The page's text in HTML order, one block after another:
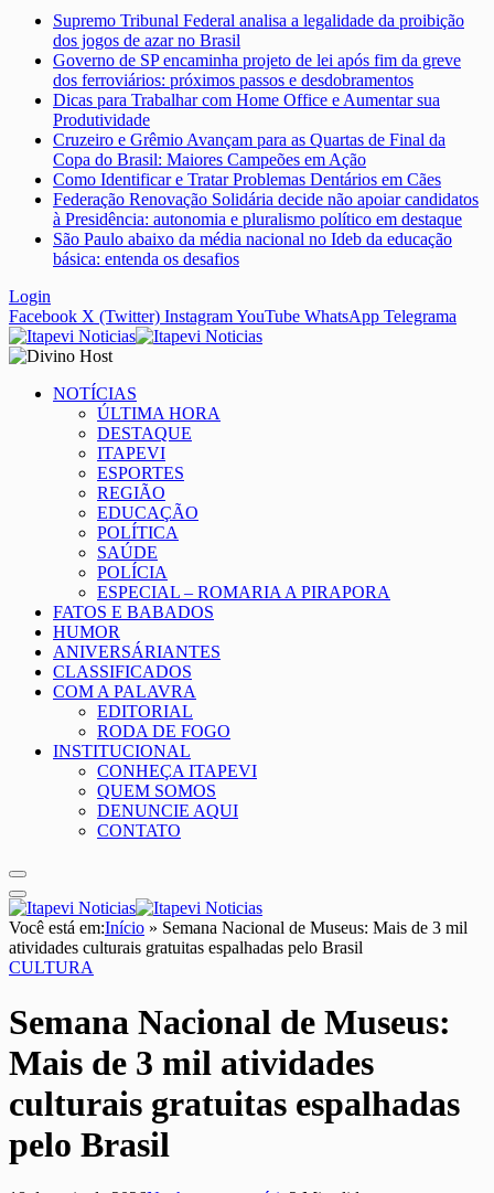
Supremo Tribunal Federal analisa a legalidade da proibição
dos jogos de azar no Brasil
Governo de SP encaminha projeto de lei após fim da greve
dos ferroviários: próximos passos e desdobramentos
Dicas para Trabalhar com Home Office e Aumentar sua
Produtividade
Cruzeiro e Grêmio Avançam para as Quartas de Final da
Copa do Brasil: Maiores Campeões em Ação
Como Identificar e Tratar Problemas Dentários em Cães
Federação Renovação Solidária decide não apoiar candidatos
à Presidência: autonomia e pluralismo político em destaque
São Paulo abaixo da média nacional no Ideb da educação
básica: entenda os desafios
Login
Facebook X (Twitter) InstagramYouTube WhatsApp Telegrama
NOTÍCIAS
ÚLTIMA HORA
DESTAQUE
ITAPEVI
ESPORTES
REGIÃO
EDUCAÇÃO
POLÍTICA
SAÚDE
POLÍCIA
ESPECIAL – ROMARIA A PIRAPORA
FATOS E BABADOS
HUMOR
ANIVERSÁRIANTES
CLASSIFICADOS
COM A PALAVRA
EDITORIAL
RODA DE FOGO
INSTITUCIONAL
CONHEÇA ITAPEVI
QUEM SOMOS
DENUNCIE AQUI
CONTATO
Você está em:Início » Semana Nacional de Museus: Mais de 3 mil
atividades culturais gratuitas espalhadas pelo Brasil
CULTURA
Semana Nacional de Museus:
Mais de 3 mil atividades
culturais gratuitas espalhadas
pelo Brasil